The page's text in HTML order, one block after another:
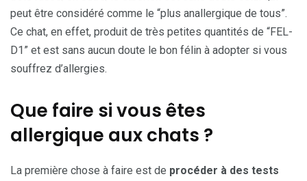
peut être considéré comme le “plus anallergique de tous”.
Ce chat, en effet, produit de très petites quantités de “FEL-
D1” et est sans aucun doute le bon félin à adopter si vous
souffrez d’allergies.
Que faire si vous êtes
allergique aux chats ?
La première chose à faire est de procéder à des tests